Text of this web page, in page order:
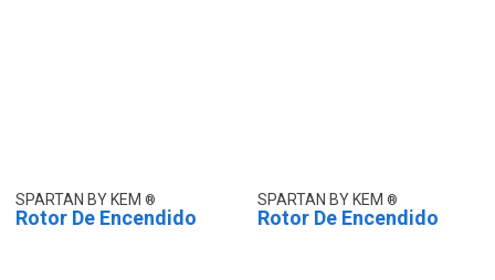
SPARTAN BY KEM
Rotor De Encendido
SPARTAN BY KEM
Rotor De Encendido